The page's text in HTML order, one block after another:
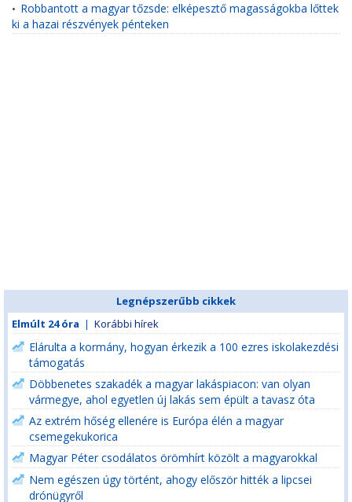
• Robbantott a magyar tőzsde: elképesztő magasságokba lőttek
ki a hazai részvények pénteken
Legnépszerűbb cikkek
Elmúlt 24 óra | Korábbi hírek
Elárulta a kormány, hogyan érkezik a 100 ezres iskolakezdési
támogatás
Döbbenetes szakadék a magyar lakáspiacon: van olyan
vármegye, ahol egyetlen új lakás sem épült a tavasz óta
Az extrém hőség ellenére is Európa élén a magyar
csemegekukorica
Magyar Péter csodálatos örömhírt közölt a magyarokkal
Nem egészen úgy történt, ahogy először hitték a lipcsei
drónügyről